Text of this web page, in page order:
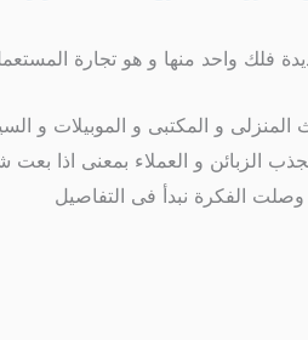
فلك واحد منها و هو تجارة
المنزلى و المكتبى و
الفكرة نبدأ فى التفاصيل